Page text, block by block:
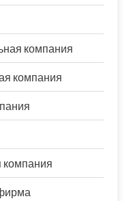
компания
компания
компания